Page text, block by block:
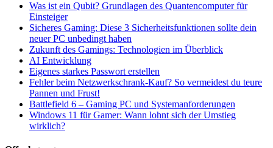
Was ist ein Qubit? Grundlagen des Quantencomputer für
Einsteiger
Sicheres Gaming: Diese 3 Sicherheitsfunktionen sollte dein
neuer PC unbedingt haben
Zukunft des Gamings: Technologien im Überblick
AI Entwicklung
Eigenes starkes Passwort erstellen
Fehler beim Netzwerkschrank-Kauf? So vermeidest du teure
Pannen und Frust!
Battlefield 6 – Gaming PC und Systemanforderungen
Windows 11 für Gamer: Wann lohnt sich der Umstieg
wirklich?